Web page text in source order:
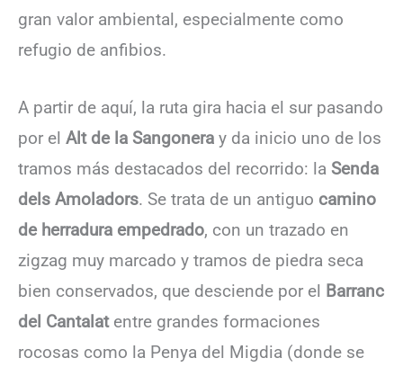
gran valor ambiental, especialmente como
refugio de anfibios.
A partir de aquí, la ruta gira hacia el sur pasando
por el Alt de la Sangonera y da inicio uno de los
tramos más destacados del recorrido: la Senda
dels Amoladors. Se trata de un antiguo camino
de herradura empedrado, con un trazado en
zigzag muy marcado y tramos de piedra seca
bien conservados, que desciende por el Barranc
del Cantalatentre grandes formaciones
rocosas como la Penya del Migdia (donde se